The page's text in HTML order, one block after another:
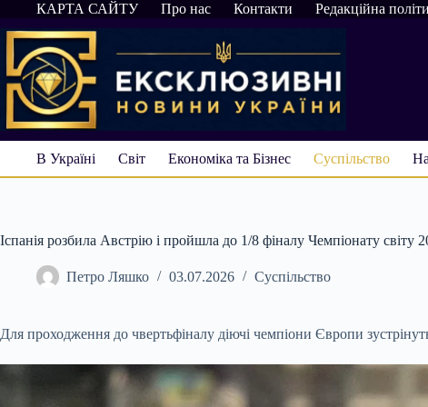
Перейти
до
вмісту
КАРТА САЙТУ Про нас Контакти Редакційна
В Україні Світ Економіка та Бізнес Суспільство
Іспанія розбила Австрію і пройшла до 1/8 фіналу Чемпіонату світу
Петро Ляшко 03.07.2026 Суспільство
Для проходження до чвертьфіналу діючі чемпіони Європи